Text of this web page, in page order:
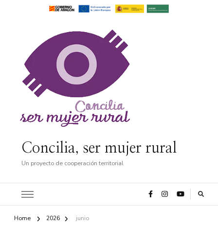
Concilia, ser mujer rural
Un proyecto de cooperación territorial
Home 2026 junio